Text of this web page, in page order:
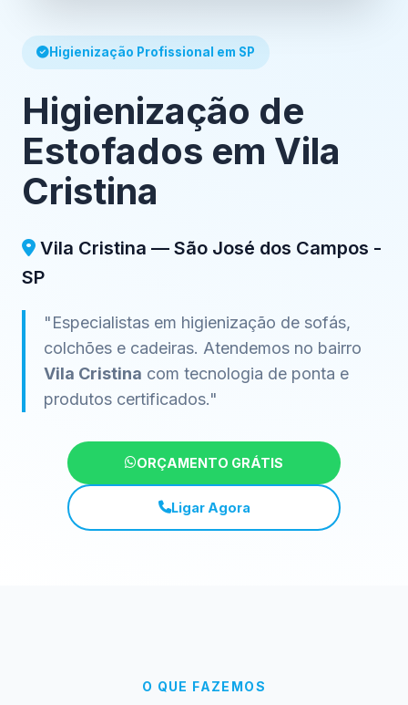
Higienização Profissional em SP
Higienização de
Estofados em Vila
Cristina
Vila Cristina — São José dos Campos -
SP
"Especialistas em higienização de sofás,
colchões e cadeiras. Atendemos no bairro
Vila Cristina com tecnologia de ponta e
produtos certificados."
ORÇAMENTO GRÁTIS
Ligar Agora
O QUE FAZEMOS